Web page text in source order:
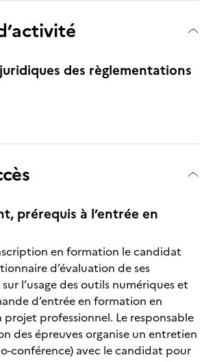
des règlementations
prérequis à l’entrée en
en formation le candidat
d’évaluation de ses
l’usage des outils numériques et
d’entrée en formation en
professionnel. Le responsable
des épreuves organise un entretien
conférence) avec le candidat pour